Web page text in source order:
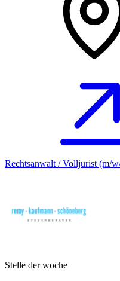
Rechtsanwalt / Volljurist (m/
Stelle der woche